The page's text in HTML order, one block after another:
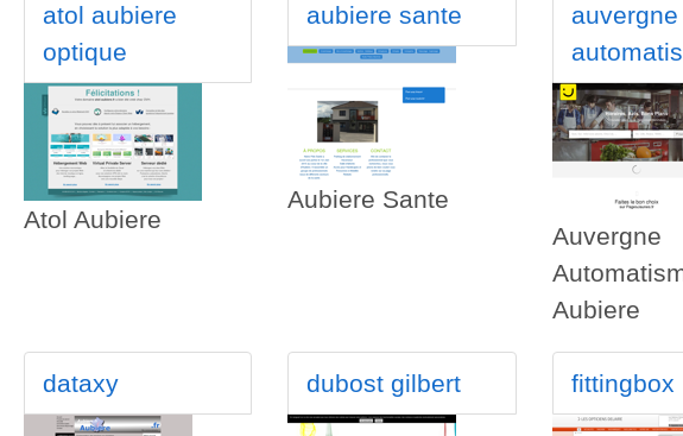
atol aubiere
optique
Atol Aubiere
aubiere sante
Aubiere Sante
auvergne
Auvergne
Aubiere
dataxy dubost gilbert fittingbox